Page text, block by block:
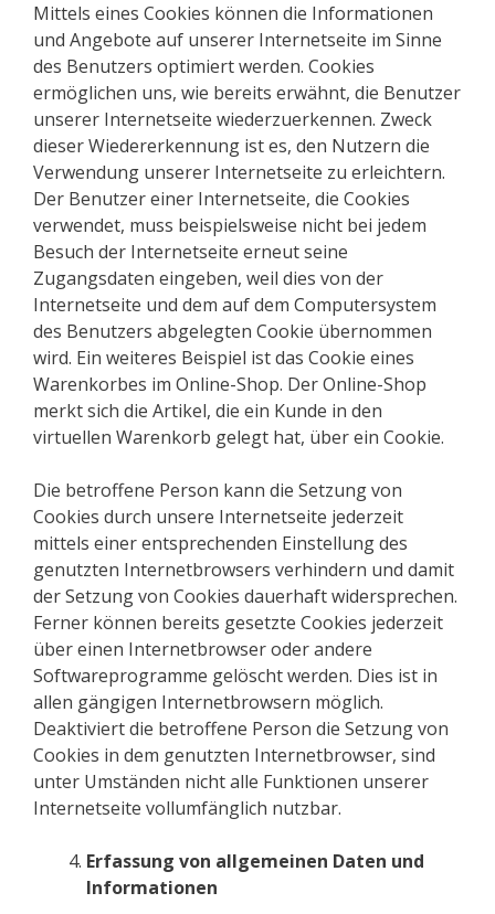
Mittels eines Cookies können die Informationen
und Angebote auf unserer Internetseite im Sinne
des Benutzers optimiert werden. Cookies
ermöglichen uns, wie bereits erwähnt, die Benutzer
unserer Internetseite wiederzuerkennen. Zweck
dieser Wiedererkennung ist es, den Nutzern die
Verwendung unserer Internetseite zu erleichtern.
Der Benutzer einer Internetseite, die Cookies
verwendet, muss beispielsweise nicht bei jedem
Besuch der Internetseite erneut seine
Zugangsdaten eingeben, weil dies von der
Internetseite und dem auf dem Computersystem
des Benutzers abgelegten Cookie übernommen
wird. Ein weiteres Beispiel ist das Cookie eines
Warenkorbes im Online-Shop. Der Online-Shop
merkt sich die Artikel, die ein Kunde in den
virtuellen Warenkorb gelegt hat, über ein Cookie.
Die betroffene Person kann die Setzung von
Cookies durch unsere Internetseite jederzeit
mittels einer entsprechenden Einstellung des
genutzten Internetbrowsers verhindern und damit
der Setzung von Cookies dauerhaft widersprechen.
Ferner können bereits gesetzte Cookies jederzeit
über einen Internetbrowser oder andere
Softwareprogramme gelöscht werden. Dies ist in
allen gängigen Internetbrowsern möglich.
Deaktiviert die betroffene Person die Setzung von
Cookies in dem genutzten Internetbrowser, sind
unter Umständen nicht alle Funktionen unserer
Internetseite vollumfänglich nutzbar.
Erfassung von allgemeinen Daten und
Informationen